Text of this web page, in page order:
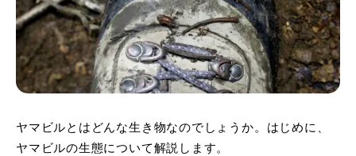
ヤマビルとはどんな生き物なのでしょうか。はじめに、
ヤマビルの生態について解説します。